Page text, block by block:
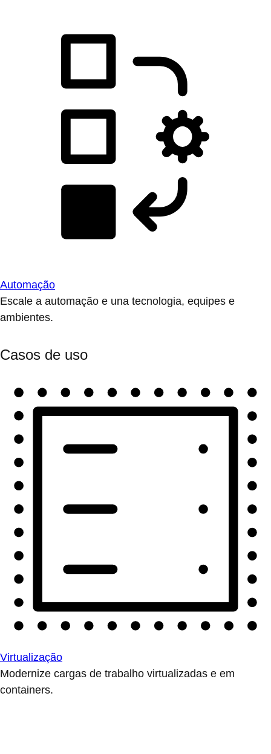
Automação
Escale a automação e una tecnologia, equipes e
ambientes.
Casos de uso
Virtualização
Modernize cargas de trabalho virtualizadas e em
containers.